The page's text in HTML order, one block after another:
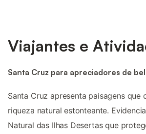
Viajantes e
Santa Cruz para apreciadores de
Santa Cruz apresenta paisagens que
riqueza natural estonteante.
Natural das Ilhas Desertas que